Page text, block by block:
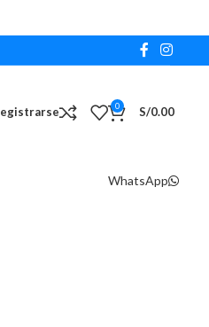
0 S/0.00
WhatsApp